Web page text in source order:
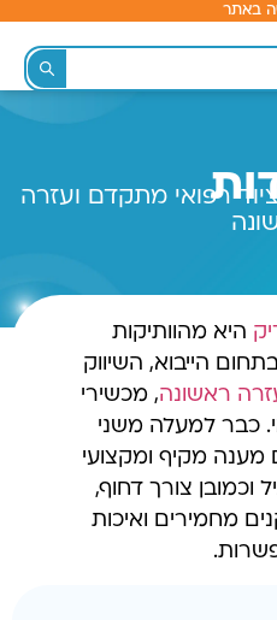
באתר
ציוד רפואי מתקדם ועזרה
היא מהוותיקות
הייבוא, השיווק
ראשונה, מכשירי
כבר למעלה משני
מענה מקיף ומקצועי
וכמובן צורך דחוף,
מחמירים ואיכות